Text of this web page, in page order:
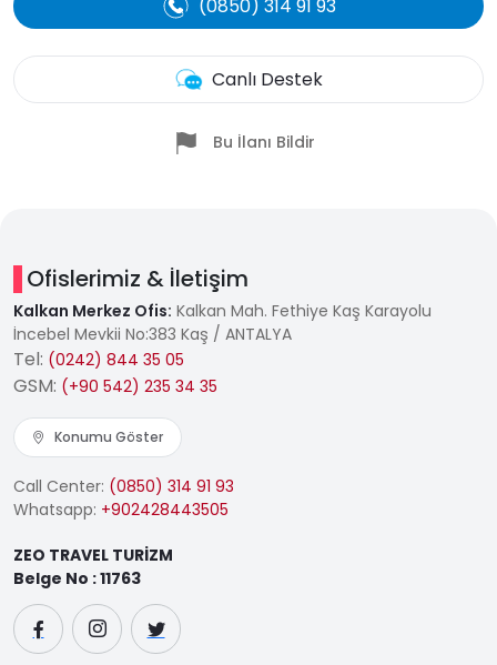
(0850) 314 91 93
Canlı Destek
Bu İlanı Bildir
Ofislerimiz & İletişim
Kalkan Merkez Ofis: Kalkan Mah. Fethiye Kaş Karayolu
İncebel Mevkii No:383 Kaş / ANTALYA
Tel: (0242) 844 35 05
GSM: (+90 542) 235 34 35
Konumu Göster
Call Center: (0850) 314 91 93
Whatsapp: +902428443505
ZEO TRAVEL TURİZM
Belge No : 11763